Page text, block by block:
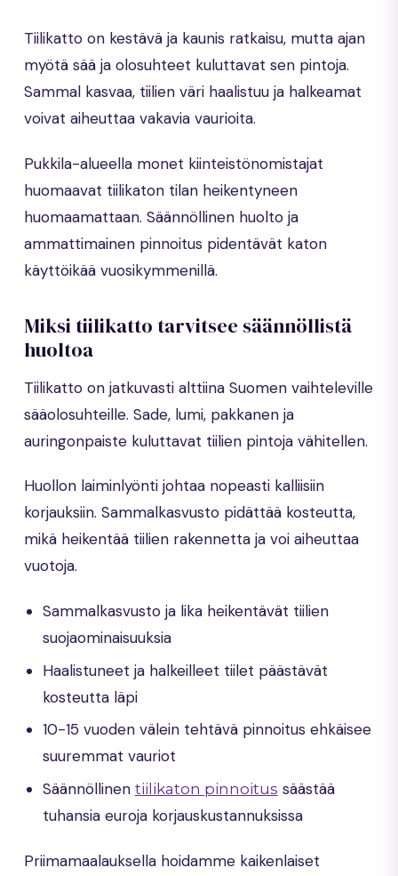
Tiilikatto on kestävä ja kaunis ratkaisu, mutta ajan
myötä sää ja olosuhteet kuluttavat sen pintoja.
Sammal kasvaa, tiilien väri haalistuu ja halkeamat
voivat aiheuttaa vakavia vaurioita.
Pukkila-alueella monet kiinteistönomistajat
huomaavat tiilikaton tilan heikentyneen
huomaamattaan. Säännöllinen huolto ja
ammattimainen pinnoitus pidentävät katon
käyttöikää vuosikymmenillä.
Miksi tiilikatto tarvitsee säännöllistä
huoltoa
Tiilikatto on jatkuvasti alttiina Suomen vaihteleville
sääolosuhteille. Sade, lumi, pakkanen ja
auringonpaiste kuluttavat tiilien pintoja vähitellen.
Huollon laiminlyönti johtaa nopeasti kalliisiin
korjauksiin. Sammalkasvusto pidättää kosteutta,
mikä heikentää tiilien rakennetta ja voi aiheuttaa
vuotoja.
Sammalkasvusto ja lika heikentävät tiilien
suojaominaisuuksia
Haalistuneet ja halkeilleet tiilet päästävät
kosteutta läpi
10-15 vuoden välein tehtävä pinnoitus ehkäisee
suuremmat vauriot
Säännöllinen tiilikaton pinnoitus säästää
tuhansia euroja korjauskustannuksissa
Priimamaalauksella hoidamme kaikenlaiset